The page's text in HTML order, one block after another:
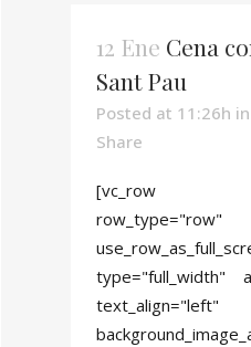
12 Ene Cena
Sant Pau
Posted at 11:26h in
Share
[vc_row
row_type="row"
type="full_width"
text_align="left"